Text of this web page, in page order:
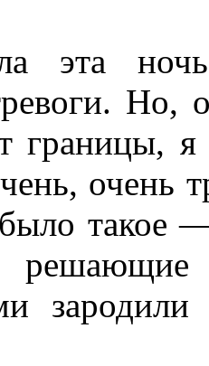
эта
Но,
границы, я
очень
такое —